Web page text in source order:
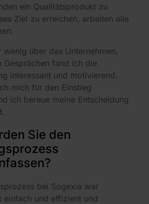
ein Qualitätsprodukt zu
Ziel zu erreichen, arbeiten alle
wenig über das Unternehmen,
Gesprächen fand ich die
interessant und motivierend.
mich für den Einstieg
ich bereue meine Entscheidung
Sie den
bei Sogexia war
einfach und effizient und